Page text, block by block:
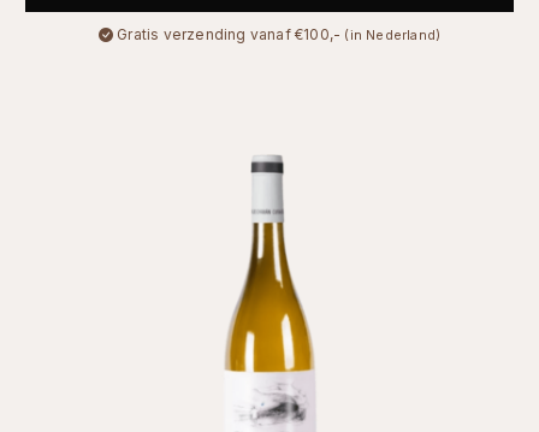
Gratis verzending vanaf €100,- (in Nederland)